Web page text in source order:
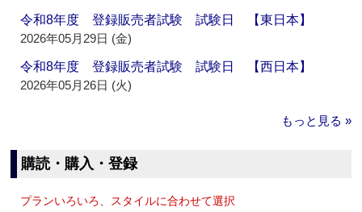
令和8年度 登録販売者試験 試験日 【東日本】
2026年05月29日 (金)
令和8年度 登録販売者試験 試験日 【西日本】
2026年05月26日 (火)
もっと見る »
購読・購入・登録
プランいろいろ、スタイルに合わせて選択